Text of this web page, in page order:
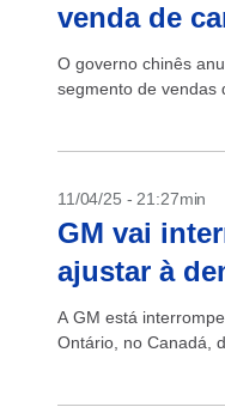
venda de
O governo chinês
segmento de vendas
11/04/25 - 21:27min
GM vai
ajustar à
A GM está
Ontário, no Canadá,